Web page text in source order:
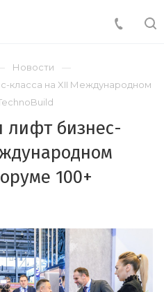
Новости
класса на XII Международном
лифт бизнес-
100+